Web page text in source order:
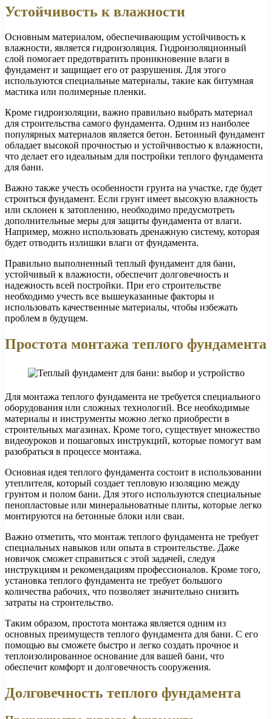
Устойчивость к влажности
Основным материалом, обеспечивающим устойчивость к
влажности, является гидроизоляция. Гидроизоляционный
слой помогает предотвратить проникновение влаги в
фундамент и защищает его от разрушения. Для этого
используются специальные материалы, такие как битумная
мастика или полимерные пленки.
Кроме гидроизоляции, важно правильно выбрать материал
для строительства самого фундамента. Одним из наиболее
популярных материалов является бетон. Бетонный фундамент
обладает высокой прочностью и устойчивостью к влажности,
что делает его идеальным для постройки теплого фундамента
для бани.
Важно также учесть особенности грунта на участке, где будет
строиться фундамент. Если грунт имеет высокую влажность
или склонен к затоплению, необходимо предусмотреть
дополнительные меры для защиты фундамента от влаги.
Например, можно использовать дренажную систему, которая
будет отводить излишки влаги от фундамента.
Правильно выполненный теплый фундамент для бани,
устойчивый к влажности, обеспечит долговечность и
надежность всей постройки. При его строительстве
необходимо учесть все вышеуказанные факторы и
использовать качественные материалы, чтобы избежать
проблем в будущем.
Простота монтажа теплого фундамента
Для монтажа теплого фундамента не требуется специального
оборудования или сложных технологий. Все необходимые
материалы и инструменты можно легко приобрести в
строительных магазинах. Кроме того, существует множество
видеоуроков и пошаговых инструкций, которые помогут вам
разобраться в процессе монтажа.
Основная идея теплого фундамента состоит в использовании
утеплителя, который создает тепловую изоляцию между
грунтом и полом бани. Для этого используются специальные
пенопластовые или минеральноватные плиты, которые легко
монтируются на бетонные блоки или сваи.
Важно отметить, что монтаж теплого фундамента не требует
специальных навыков или опыта в строительстве. Даже
новичок сможет справиться с этой задачей, следуя
инструкциям и рекомендациям профессионалов. Кроме того,
установка теплого фундамента не требует большого
количества рабочих, что позволяет значительно снизить
затраты на строительство.
Таким образом, простота монтажа является одним из
основных преимуществ теплого фундамента для бани. С его
помощью вы сможете быстро и легко создать прочное и
теплоизолированное основание для вашей бани, что
обеспечит комфорт и долговечность сооружения.
Долговечность теплого фундамента